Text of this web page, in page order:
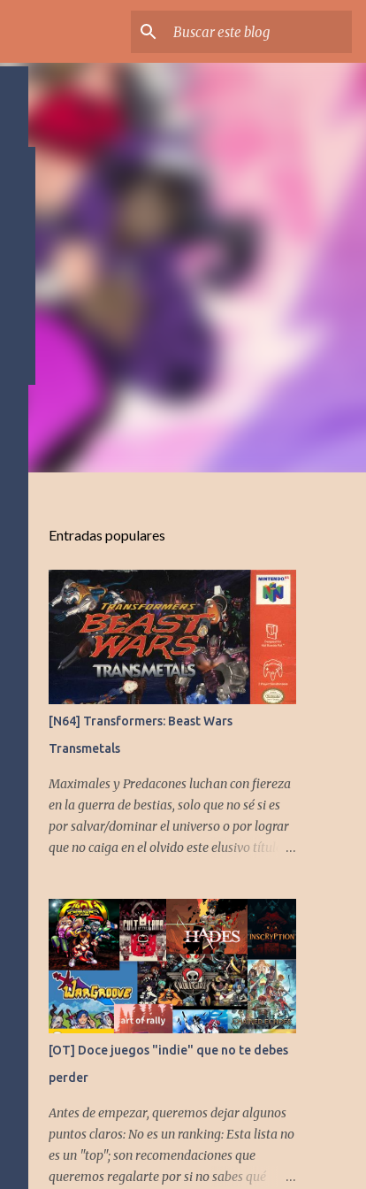
Entradas populares
[N64] Transformers: Beast Wars
Transmetals
Maximales y Predacones luchan con fiereza
en la guerra de bestias, solo que no sé si es
por salvar/dominar el universo o por lograr
que no caiga en el olvido este elusivo título
[OT] Doce juegos "indie" que no te debes
perder
Antes de empezar, queremos dejar algunos
puntos claros: No es un ranking: Esta lista no
es un "top"; son recomendaciones que
queremos regalarte por si no sabes qué